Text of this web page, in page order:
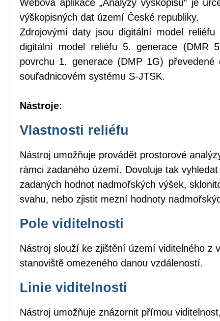
Webová aplikace „Analýzy výškopisu“ je
výškopisných dat území České republiky.
Zdrojovými daty jsou digitální model
digitální model reliéfu 5. generace (DMR
povrchu 1. generace (DMP 1G)
souřadnicovém systému S-JTSK.
Nástroje:
Vlastnosti reliéfu
Nástroj umožňuje provádět prostorové
rámci zadaného území. Dovoluje tak
zadaných hodnot nadmořských výšek,
svahu, nebo zjistit mezní hodnoty
Pole viditelnosti
Nástroj slouží ke zjištění území viditelného z
stanoviště omezeného danou vzdáleností.
Linie viditelnosti
Nástroj umožňuje znázornit přímou